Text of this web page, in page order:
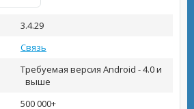
3.4.29
Связь
Требуемая версия Android - 4.0 и
выше
500 000+